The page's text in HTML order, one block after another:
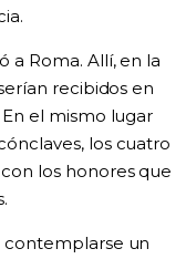
a Roma. Allí, en la
recibidos en
el mismo lugar
los cuatro
los honores que
contemplarse un